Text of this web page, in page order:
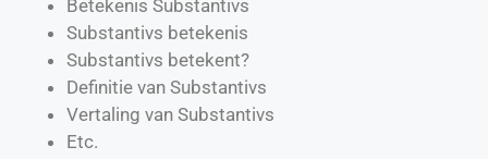
Betekenis Substantivs
Substantivs betekenis
Substantivs betekent?
Definitie van Substantivs
Vertaling van Substantivs
Etc.